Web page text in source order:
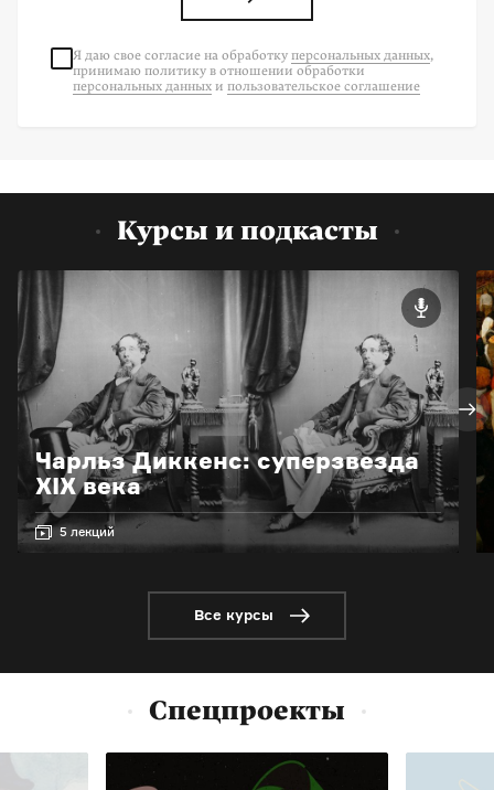
Я даю свое согласие на обработку персональных данных,
принимаю политику в отношении обработки
персональных данных и пользовательское соглашение
Курсы и подкасты
Чарльз Диккенс: суперзвезда
XIX века
5 лекций
Все курсы
Спецпроекты